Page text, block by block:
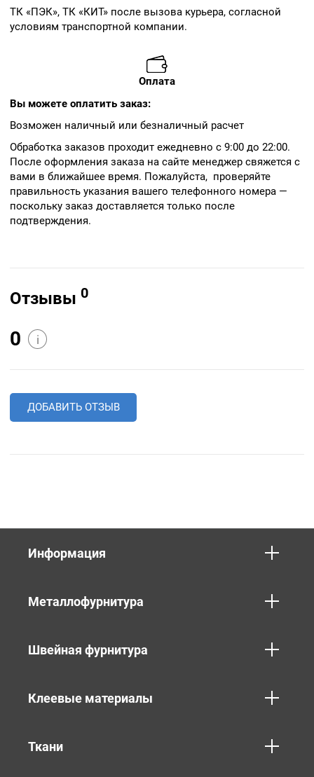
ТК «ПЭК», ТК «КИТ» после вызова курьера, согласной
условиям транспортной компании.
Оплата
Вы можете оплатить заказ:
Возможен наличный или безналичный расчет
Обработка заказов проходит ежедневно с 9:00 до 22:00.
После оформления заказа на сайте менеджер свяжется с
вами в ближайшее время. Пожалуйста, проверяйте
правильность указания вашего телефонного номера —
поскольку заказ доставляется только после
подтверждения.
Отзывы 0
0 i
ДОБАВИТЬ ОТЗЫВ
Информация
Металлофурнитура
Швейная фурнитура
Клеевые материалы
Ткани